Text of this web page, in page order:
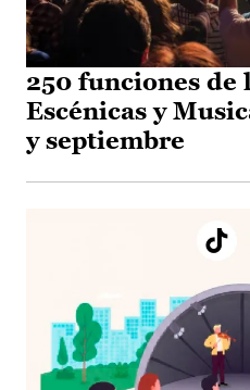
250 funciones de
Escénicas y
y septiembre